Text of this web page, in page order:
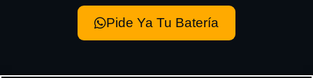
Pide Ya Tu Batería